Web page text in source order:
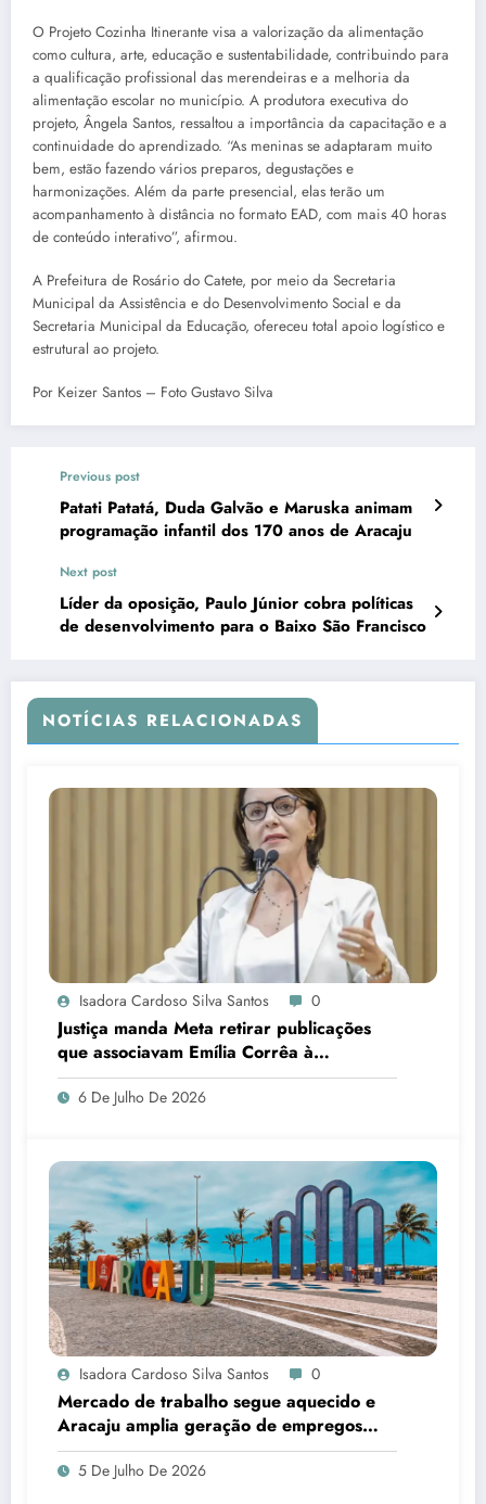
O Projeto Cozinha Itinerante visa a valorização da alimentação
como cultura, arte, educação e sustentabilidade, contribuindo para
a qualificação profissional das merendeiras e a melhoria da
alimentação escolar no município. A produtora executiva do
projeto, Ângela Santos, ressaltou a importância da capacitação e a
continuidade do aprendizado. “As meninas se adaptaram muito
bem, estão fazendo vários preparos, degustações e
harmonizações. Além da parte presencial, elas terão um
acompanhamento à distância no formato EAD, com mais 40 horas
de conteúdo interativo”, afirmou.
A Prefeitura de Rosário do Catete, por meio da Secretaria
Municipal da Assistência e do Desenvolvimento Social e da
Secretaria Municipal da Educação, ofereceu total apoio logístico e
estrutural ao projeto.
Por Keizer Santos – Foto Gustavo Silva
Previous post
Patati Patatá, Duda Galvão e Maruska animam
programação infantil dos 170 anos de Aracaju
Next post
Líder da oposição, Paulo Júnior cobra políticas
de desenvolvimento para o Baixo São Francisco
NOTÍCIAS RELACIONADAS
Isadora Cardoso Silva Santos 0
Justiça manda Meta retirar publicações
que associavam Emília Corrêa à
corrupção e identificar responsáveis
6 De Julho De 2026
Isadora Cardoso Silva Santos 0
Mercado de trabalho segue aquecido e
Aracaju amplia geração de empregos
formais
5 De Julho De 2026